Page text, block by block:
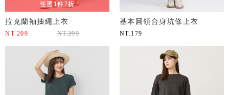
任選1件7折
拉克蘭袖抽繩上衣
NT. 209 NT.299
基本圓領合身坑條上衣
NT. 179